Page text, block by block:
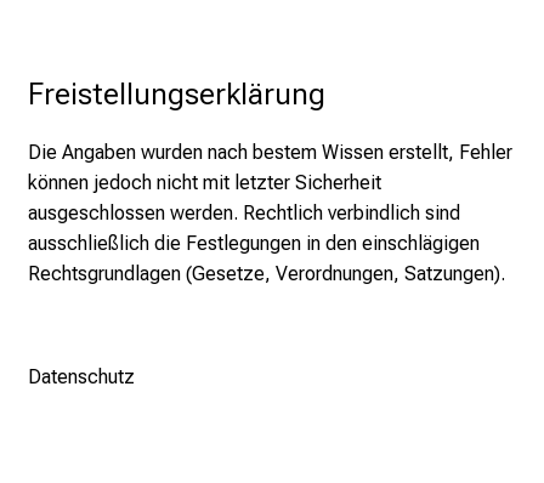
Freistellungserklärung
Die Angaben wurden nach bestem Wissen erstellt, Fehler
können jedoch nicht mit letzter Sicherheit
ausgeschlossen werden. Rechtlich verbindlich sind
ausschließlich die Festlegungen in den einschlägigen
Rechtsgrundlagen (Gesetze, Verordnungen, Satzungen).
Datenschutz